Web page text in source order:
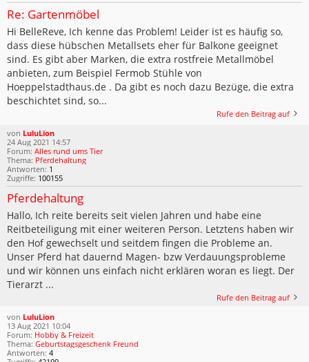
Re: Gartenmöbel
Hi BelleReve, Ich kenne das Problem! Leider ist es häufig so,
dass diese hübschen Metallsets eher für Balkone geeignet
sind. Es gibt aber Marken, die extra rostfreie Metallmöbel
anbieten, zum Beispiel Fermob Stühle von
Hoeppelstadthaus.de . Da gibt es noch dazu Bezüge, die extra
beschichtet sind, so...
Rufe den Beitrag auf
von LuluLion
24 Aug 2021 14:57
Forum: Alles rund ums Tier
Thema: Pferdehaltung
Antworten: 1
Zugriffe: 100155
Pferdehaltung
Hallo, Ich reite bereits seit vielen Jahren und habe eine
Reitbeteiligung mit einer weiteren Person. Letztens haben wir
den Hof gewechselt und seitdem fingen die Probleme an.
Unser Pferd hat dauernd Magen- bzw Verdauungsprobleme
und wir können uns einfach nicht erklären woran es liegt. Der
Tierarzt ...
Rufe den Beitrag auf
von LuluLion
13 Aug 2021 10:04
Forum: Hobby & Freizeit
Thema: Geburtstagsgeschenk Freund
Antworten: 4